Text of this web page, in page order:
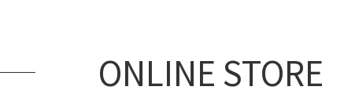
ONLINE STORE